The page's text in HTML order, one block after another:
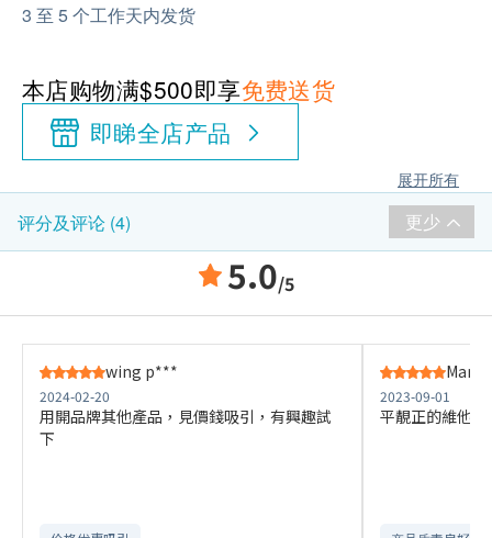
3 至 5 个工作天内发货
本店购物满$500即享免费送货
即睇全店产品
展开所有
评分及评论 (4) 更少
5.0/5
wing p***
2024-02-20
用開品牌其他產品，見價錢吸引，有興趣試
下
Man
2023-09-01
平靚正的維他